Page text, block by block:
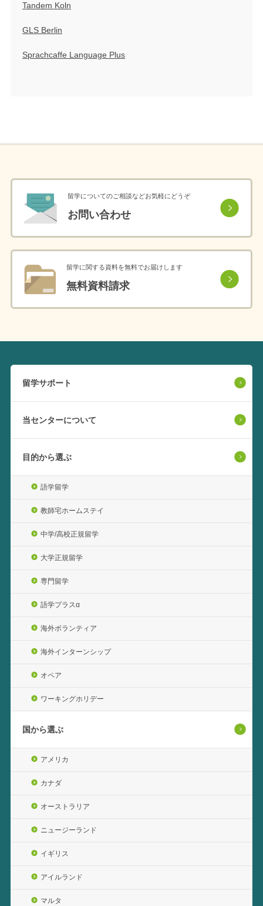
Tandem Koln
GLS Berlin
Sprachcaffe Language Plus
留学についてのご相談などお気軽にどうぞ
お問い合わせ
留学に関する資料を無料でお届けします
無料資料請求
留学サポート
当センターについて
目的から選ぶ
語学留学
教師宅ホームステイ
中学/高校正規留学
大学正規留学
専門留学
語学プラスα
海外ボランティア
海外インターンシップ
オペア
ワーキングホリデー
国から選ぶ
アメリカ
カナダ
オーストラリア
ニュージーランド
イギリス
アイルランド
マルタ